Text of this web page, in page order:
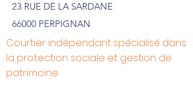
23 RUE DE LA SARDANE
66000 PERPIGNAN
Courtier indépendant spécialisé dans
la protection sociale et gestion de
patrimoine